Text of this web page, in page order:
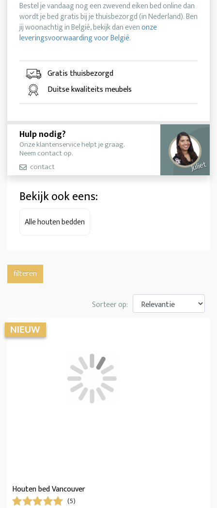
Bestel je vandaag nog een zwevend eiken bed online dan
wordt je bed gratis bij je thuisbezorgd (in Nederland). Ben
jij woonachtig in België, bekijk dan evenonze
leveringsvoorwaarding voor België.
Gratis thuisbezorgd
Duitse kwaliteits meubels
Hulp nodig?
Onze klantenservice helpt je graag.
Neem contact op.
contact
Juliet
Bekijk ook eens:
Alle houten bedden
filteren
Sorteer op:
Houten bed Vancouver
(5)